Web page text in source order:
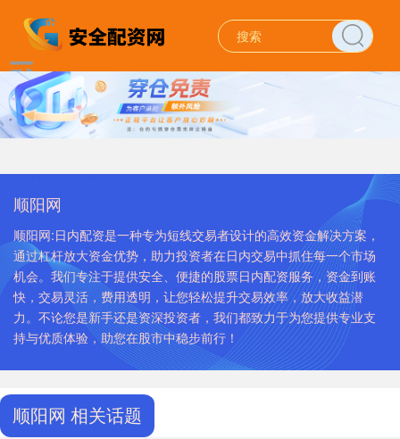
顺阳网
顺阳网:日内配资是一种专为短线交易者设计的高效资金解决方案，
通过杠杆放大资金优势，助力投资者在日内交易中抓住每一个市场
机会。我们专注于提供安全、便捷的股票日内配资服务，资金到账
快，交易灵活，费用透明，让您轻松提升交易效率，放大收益潜
力。不论您是新手还是资深投资者，我们都致力于为您提供专业支
持与优质体验，助您在股市中稳步前行！
顺阳网 相关话题